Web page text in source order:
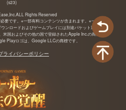
(s23)
Rights Reserved
要です。※一部有料コンテンツが含まれます。※一部対
ンロードおよびゲームプレイには別途パケット通信料
国およびその他の国で登録されたApple Inc.の商標で
Playロゴは、Google LLCの商標です。
ライバシーポリシー